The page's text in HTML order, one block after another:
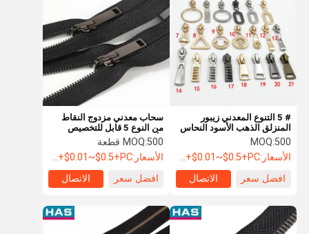
# 5 التنوع المعدني زيبور
المنزلق الذهب الأسود النحاس
زيبور المنزلق
MOQ:500
الأسعار:USD+$0.01~$0.5+PC
افضل سعر
الاتصال
سحاب معدني مزدوج النقاط
من النوع 5 قابل للتخصيص
وأسنان معدنية ونهاية نحاسية
لامعة للملابس
MOQ:500 قطعة
الأسعار:USD+$0.01~$0.5+PC
افضل سعر
الاتصال